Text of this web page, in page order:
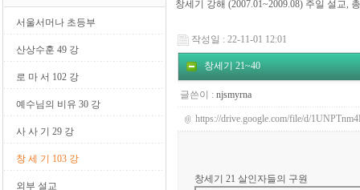
서울서머나 초등부
산상수훈 49 강
로 마 서 102 강
예수님의 비유 30 강
사 사 기 29 강
창 세 기 103 강
외부 설교
창세기 강해 (2007.01~2009.08) 주일 설교,
작성일 : 22-11-01 12:01
창세기 21~40
글쓴이 : njsmyrna
https://drive.google.com/file/d/
창세기 21 살인자들의 구원